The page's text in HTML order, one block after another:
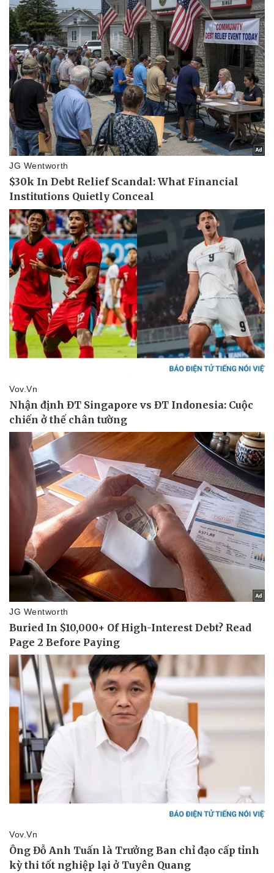
Doanh nghiệp
Thông tin doanh nghiệp
Doanh nghiệp 24h
Doanh nhân
Vì cộng đồng
Công nghệ
Sành điệu
Tin Công nghệ
Trải nghiệm
Sức khỏe
Dinh dưỡng - món ngon
Cây thuốc
Sản phụ khoa
Nhi khoa
Nam khoa
Làm đẹp - giảm cân
Phòng mạch online
Ăn sạch sống khỏe
Đời sống
Nhà đẹp
Tình yêu - Gia đình